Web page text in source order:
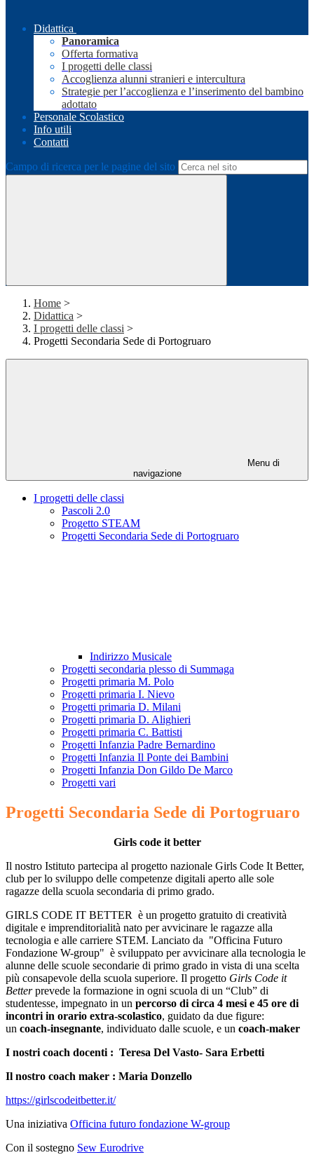
Didattica
Panoramica
Offerta formativa
I progetti delle classi
Accoglienza alunni stranieri e intercultura
Strategie per l’accoglienza e l’inserimento del bambino
adottato
Personale Scolastico
Info utili
Contatti
Campo di ricerca per le pagine del sito
Home >
Didattica >
I progetti delle classi >
Progetti Secondaria Sede di Portogruaro
Menu di
navigazione
I progetti delle classi
Pascoli 2.0
Progetto STEAM
Progetti Secondaria Sede di Portogruaro
Indirizzo Musicale
Progetti secondaria plesso di Summaga
Progetti primaria M. Polo
Progetti primaria I. Nievo
Progetti primaria D. Milani
Progetti primaria D. Alighieri
Progetti primaria C. Battisti
Progetti Infanzia Padre Bernardino
Progetti Infanzia Il Ponte dei Bambini
Progetti Infanzia Don Gildo De Marco
Progetti vari
Progetti Secondaria Sede di Portogruaro
Girls code it better
Il nostro Istituto partecipa al progetto nazionale Girls Code It Better,
club per lo sviluppo delle competenze digitali aperto alle sole
ragazze della scuola secondaria di primo grado.
GIRLS CODE IT BETTER è un progetto gratuito di creatività
digitale e imprenditorialità nato per avvicinare le ragazze alla
tecnologia e alle carriere STEM. Lanciato da "Officina Futuro
Fondazione W-group" è sviluppato per avvicinare alla tecnologia le
alunne delle scuole secondarie di primo grado in vista di una scelta
più consapevole della scuola superiore. Il progetto Girls Code it
Betterprevede la formazione in ogni scuola di un “Club” di
studentesse, impegnato in un percorso di circa 4 mesi e 45 ore di
incontri in orario extra-scolastico, guidato da due figure:
un coach-insegnante, individuato dalle scuole, e un coach-maker
I nostri coach docenti : Teresa Del Vasto- Sara Erbetti
Il nostro coach maker : Maria Donzello
https://girlscodeitbetter.it/
Una iniziativa Officina futuro fondazione W-group
Con il sostegno Sew Eurodrive